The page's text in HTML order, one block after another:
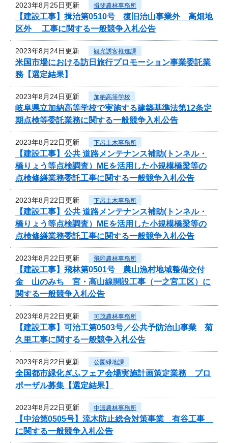
2023年8月25日更新 揖斐農林事務所
【建設工事】揖治第0510号 復旧治山事業外 高畑地
区外 工事に関する一般競争入札公告
2023年8月24日更新 観光誘客推進課
米国市場における訪日旅行プロモーション事業委託業
務【選定結果】
2023年8月24日更新 加納高等学校
岐阜県立加納高等学校で実施する建築基準法第12条定
期点検等委託業務に関する一般競争入札公告
2023年8月22日更新 下呂土木事務所
【建設工事】公共 道路メンテナンス補助(トンネル・
橋りょう等点検調査）MEを活用した小規模橋梁等の
点検修繕業務委託工事に関する一般競争入札公告
2023年8月22日更新 下呂土木事務所
【建設工事】公共 道路メンテナンス補助(トンネル・
橋りょう等点検調査）MEを活用した小規模橋梁等の
点検修繕業務委託工事に関する一般競争入札公告
2023年8月22日更新 飛騨農林事務所
【建設工事】飛林第0501号 農山漁村地域整備交付
金 山のみち 宮・高山線開設工事（一之宮工区）に
関する一般競争入札公告
2023年8月22日更新 可茂農林事務所
【建設工事】可治工第0503号／公共予防治山事業 菊
久里工事に関する一般競争入札公告
2023年8月22日更新 公園緑地課
全国都市緑化ぎふフェア会場実施計画策定業務 プロ
ポーザル募集【選定結果】
2023年8月22日更新 中濃農林事務所
【中治第0505号】流木防止総合対策事業 有谷工事
に関する一般競争入札公告